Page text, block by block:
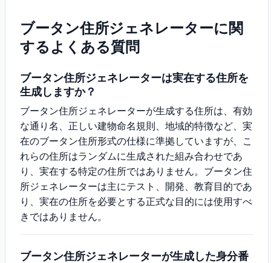
ブータン住所ジェネレーターに関
するよくある質問
ブータン住所ジェネレーターは実在する住所を
生成しますか？
ブータン住所ジェネレーターが生成する住所は、有効
な通り名、正しい建物命名規則、地域的特徴など、実
在のブータン住所形式の仕様に準拠していますが、こ
れらの住所はランダムに生成された組み合わせであ
り、実在する特定の住所ではありません。ブータン住
所ジェネレーターは主にテスト、開発、教育目的であ
り、実在の住所を必要とする正式な目的には使用すべ
きではありません。
ブータン住所ジェネレーターが生成した身分番